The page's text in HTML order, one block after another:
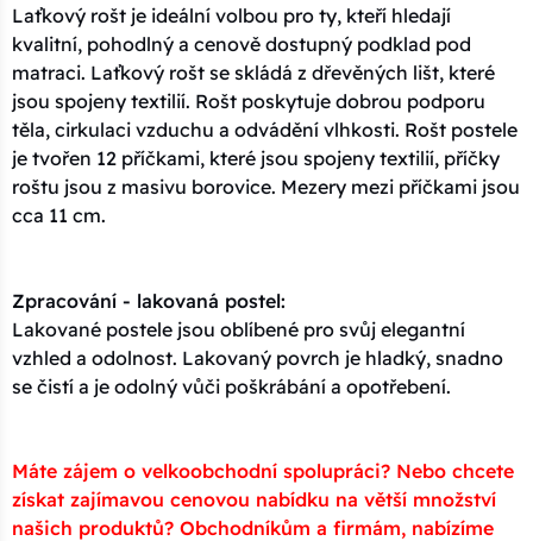
Laťkový rošt je ideální volbou pro ty, kteří hledají
kvalitní, pohodlný a cenově dostupný podklad pod
matraci. Laťkový rošt se skládá z dřevěných lišt, které
jsou spojeny textilií. Rošt poskytuje dobrou podporu
těla, cirkulaci vzduchu a odvádění vlhkosti. Rošt postele
je tvořen 12 příčkami, které jsou spojeny textilií, příčky
roštu jsou z masivu borovice. Mezery mezi příčkami jsou
cca 11 cm.
Zpracování - lakovaná postel:
Lakované postele jsou oblíbené pro svůj elegantní
vzhled a odolnost. Lakovaný povrch je hladký, snadno
se čistí a je odolný vůči poškrábání a opotřebení.
Máte zájem o velkoobchodní spolupráci? Nebo chcete
získat zajímavou cenovou nabídku na větší množství
našich produktů? Obchodníkům a firmám, nabízíme